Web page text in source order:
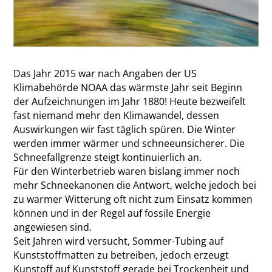
Das Jahr 2015 war nach Angaben der US
Klimabehörde NOAA das wärmste Jahr seit Beginn
der Aufzeichnungen im Jahr 1880! Heute bezweifelt
fast niemand mehr den Klimawandel, dessen
Auswirkungen wir fast täglich spüren. Die Winter
werden immer wärmer und schneeunsicherer. Die
Schneefallgrenze steigt kontinuierlich an.
Für den Winterbetrieb waren bislang immer noch
mehr Schnee­kanonen die Antwort, welche jedoch bei
zu warmer Witterung oft nicht zum Einsatz kommen
können und in der Regel auf fossile Energie
angewiesen sind.
Seit Jahren wird versucht, Sommer-Tubing auf
Kunststoffmatten zu betreiben, jedoch erzeugt
Kunstoff auf Kunststoff gerade bei Trockenheit und